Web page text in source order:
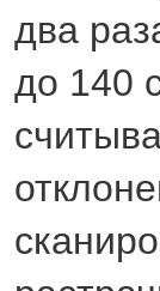
два
до 140